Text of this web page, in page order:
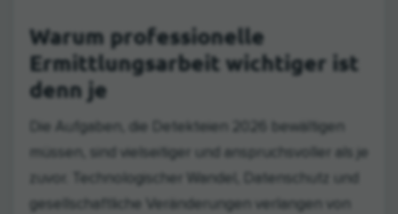
Warum professionelle
Ermittlungsarbeit wichtiger ist
denn je
Die Aufgaben, die Detekteien 2026 bewältigen
müssen, sind vielseitiger und anspruchsvoller als je
zuvor. Technologischer Wandel, Datenschutz und
gesellschaftliche Veränderungen verlangen von